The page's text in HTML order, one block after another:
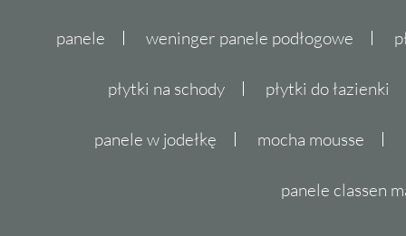
panele weninger panele podłogowe
płytki na schody płytki do łazienki
panele w jodełkę mocha mousse
panele classen